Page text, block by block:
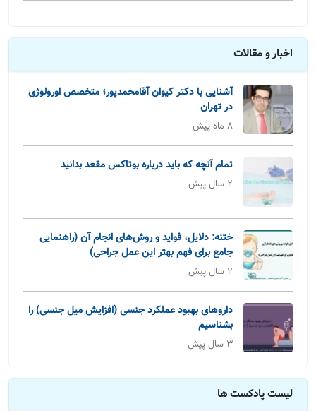
اخبار و مقالات
آشنایی با دکتر کیوان آقامحمدپور؛ متخصص اورولوژی
در تهران
8 ماه پیش
تمام آنچه که باید درباره بوتاکس مقعد بدانید
2 سال پیش
ختنه: دلایل، فواید و روش‌های انجام آن (راهنمایی
جامع برای فهم بهتر این عمل جراحی)
2 سال پیش
داروهای بهبود عملکرد جنسی (افزایش میل جنسی) را
بشناسیم
3 سال پیش
لیست پادکست ها